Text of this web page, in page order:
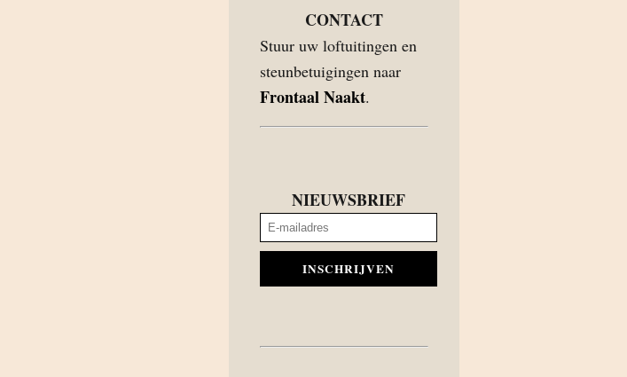
CONTACT
Stuur uw loftuitingen en
steunbetuigingen naar
Frontaal Naakt.
NIEUWSBRIEF
INSCHRIJVEN